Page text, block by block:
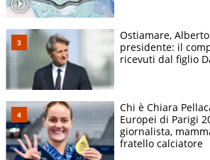
Ostiamare,
presidente: il
ricevuti dal figlio
Chi è Chiara
Europei di Parigi
giornalista,
fratello calciatore